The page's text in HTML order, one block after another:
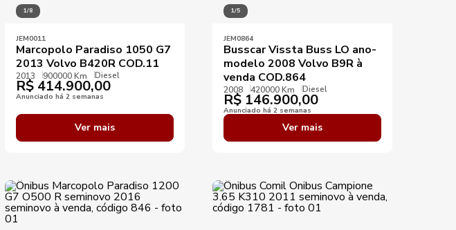
1/8
JEM0011
Marcopolo Paradiso 1050 G7
2013 Volvo B420R COD.11
2013 900000 Km Diesel
R$ 414.900,00
Anunciado há 2 semanas
Ver mais
1/5
JEM0864
Busscar Vissta Buss LO ano-
modelo 2008 Volvo B9R à
venda COD.864
2008 420000 Km Diesel
R$ 146.900,00
Anunciado há 2 semanas
Ver mais